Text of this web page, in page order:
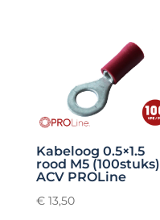
Kabeloog 0.5×1.5
rood M5 (100stuks)
ACV PROLine
€13,50